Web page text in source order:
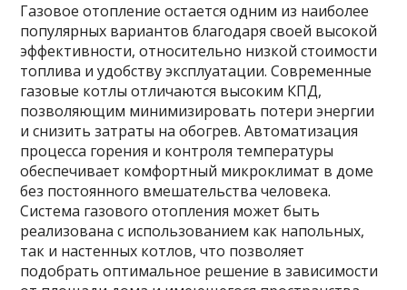
Газовое отопление остается одним из наиболее
популярных вариантов благодаря своей высокой
эффективности, относительно низкой стоимости
топлива и удобству эксплуатации. Современные
газовые котлы отличаются высоким КПД,
позволяющим минимизировать потери энергии
и снизить затраты на обогрев. Автоматизация
процесса горения и контроля температуры
обеспечивает комфортный микроклимат в доме
без постоянного вмешательства человека.
Система газового отопления может быть
реализована с использованием как напольных,
так и настенных котлов, что позволяет
подобрать оптимальное решение в зависимости